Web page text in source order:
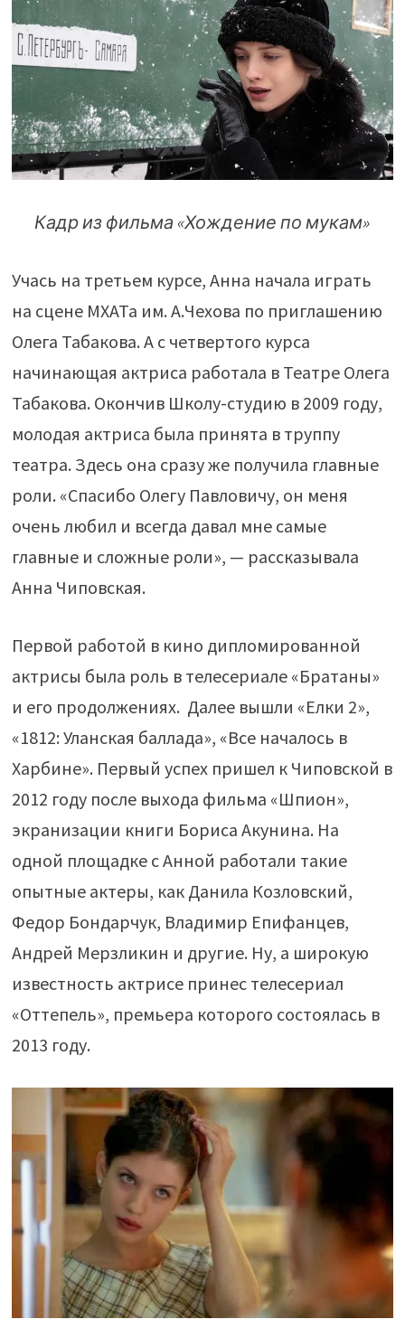
Кадр из фильма «Хождение по мукам»
Учась на третьем курсе, Анна начала играть
на сцене МХАТа им. А.Чехова по приглашению
Олега Табакова. А с четвертого курса
начинающая актриса работала в Театре Олега
Табакова. Окончив Школу-студию в 2009 году,
молодая актриса была принята в труппу
театра. Здесь она сразу же получила главные
роли. «Спасибо Олегу Павловичу, он меня
очень любил и всегда давал мне самые
главные и сложные роли», — рассказывала
Анна Чиповская.
Первой работой в кино дипломированной
актрисы была роль в телесериале «Братаны»
и его продолжениях. Далее вышли «Елки 2»,
«1812: Уланская баллада», «Все началось в
Харбине». Первый успех пришел к Чиповской в
2012 году после выхода фильма «Шпион»,
экранизации книги Бориса Акунина. На
одной площадке с Анной работали такие
опытные актеры, как Данила Козловский,
Федор Бондарчук, Владимир Епифанцев,
Андрей Мерзликин и другие. Ну, а широкую
известность актрисе принес телесериал
«Оттепель», премьера которого состоялась в
2013 году.